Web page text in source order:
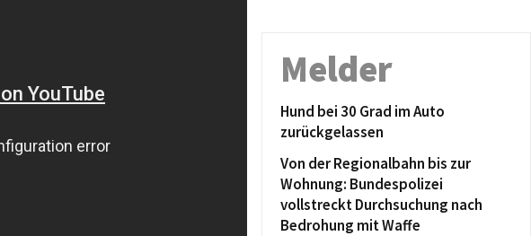
Melder
Hund bei 30 Grad im Auto
zurückgelassen
Von der Regionalbahn bis zur
Wohnung: Bundespolizei
vollstreckt Durchsuchung nach
Bedrohung mit Waffe